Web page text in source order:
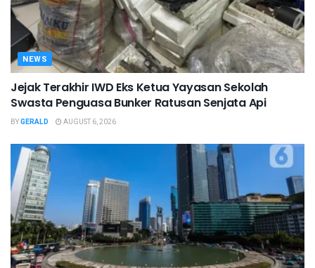
NEWS
Jejak Terakhir IWD Eks Ketua Yayasan Sekolah
Swasta Penguasa Bunker Ratusan Senjata Api
BYGERALD AUGUST 6, 2026